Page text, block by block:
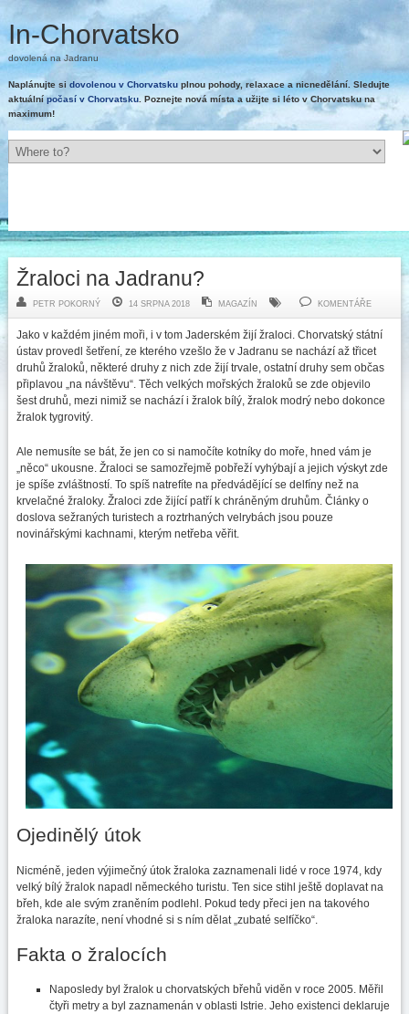
In-Chorvatsko
dovolená na Jadranu
Naplánujte si dovolenou v Chorvatskuplnou pohody, relaxace a nicnedělání. Sledujte
aktuálnípočasí v Chorvatsku. Poznejte nová místa a užijte si léto v Chorvatsku na
maximum!
Žraloci na Jadranu?
PETR POKORNÝ 14 SRPNA 2018 MAGAZÍN KOMENTÁŘE
Jako v každém jiném moři, i v tom Jaderském žijí žraloci. Chorvatský státní
ústav provedl šetření, ze kterého vzešlo že v Jadranu se nachází až třicet
druhů žraloků, některé druhy z nich zde žijí trvale, ostatní druhy sem občas
připlavou „na návštěvu“. Těch velkých mořských žraloků se zde objevilo
šest druhů, mezi nimiž se nachází i žralok bílý, žralok modrý nebo dokonce
žralok tygrovitý.
Ale nemusíte se bát, že jen co si namočíte kotníky do moře, hned vám je
„něco“ ukousne. Žraloci se samozřejmě pobřeží vyhýbají a jejich výskyt zde
je spíše zvláštností. To spíš natrefíte na předvádějící se delfíny než na
krvelačné žraloky. Žraloci zde žijící patří k chráněným druhům. Články o
doslova sežraných turistech a roztrhaných velrybách jsou pouze
novinářskými kachnami, kterým netřeba věřit.
Ojedinělý útok
Nicméně, jeden výjimečný útok žraloka zaznamenali lidé v roce 1974, kdy
velký bílý žralok napadl německého turistu. Ten sice stihl ještě doplavat na
břeh, kde ale svým zraněním podlehl. Pokud tedy přeci jen na takového
žraloka narazíte, není vhodné si s ním dělat „zubaté selfíčko“.
Fakta o žralocích
Naposledy byl žralok u chorvatských břehů viděn v roce 2005. Měřil
čtyři metry a byl zaznamenán v oblasti Istrie. Jeho existenci deklaruje